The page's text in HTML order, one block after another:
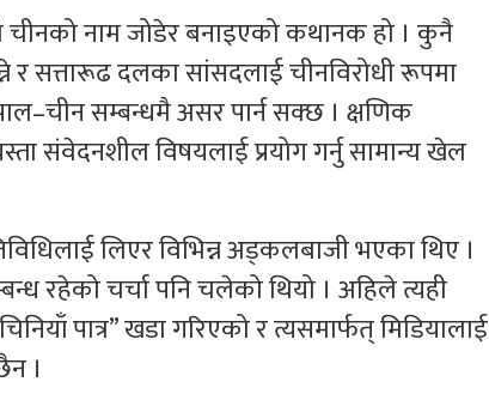
चीनको नाम जोडेर बनाइएको कथानक हो । कुनै
र सत्तारूढ दलका सांसदलाई चीनविरोधी रूपमा
सम्बन्धमै असर पार्न सक्छ । क्षणिक
संवेदनशील विषयलाई प्रयोग गर्नु सामान्य खेल
लिएर विभिन्न अड्कलबाजी भएका थिए ।
रहेको चर्चा पनि चलेको थियो । अहिले त्यही
पात्र” खडा गरिएको र त्यसमार्फत् मिडियालाई
।